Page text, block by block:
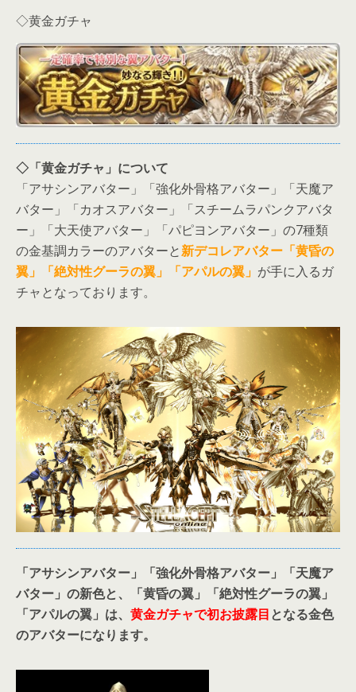
◇黄金ガチャ
◇「黄金ガチャ」について
「アサシンアバター」「強化外骨格アバター」「天魔ア
バター」「カオスアバター」「スチームラパンクアバタ
ー」「大天使アバター」「パピヨンアバター」の7種類
の金基調カラーのアバターと新デコレアバター「黄昏の
翼」「絶対性グーラの翼」「アパルの翼」 が手に入るガ
チャとなっております。
「アサシンアバター」「強化外骨格アバター」「天魔ア
バター」の新色と、「黄昏の翼」「絶対性グーラの翼」
「アパルの翼」は、 黄金ガチャで初お披露目となる金色
のアバターになります。